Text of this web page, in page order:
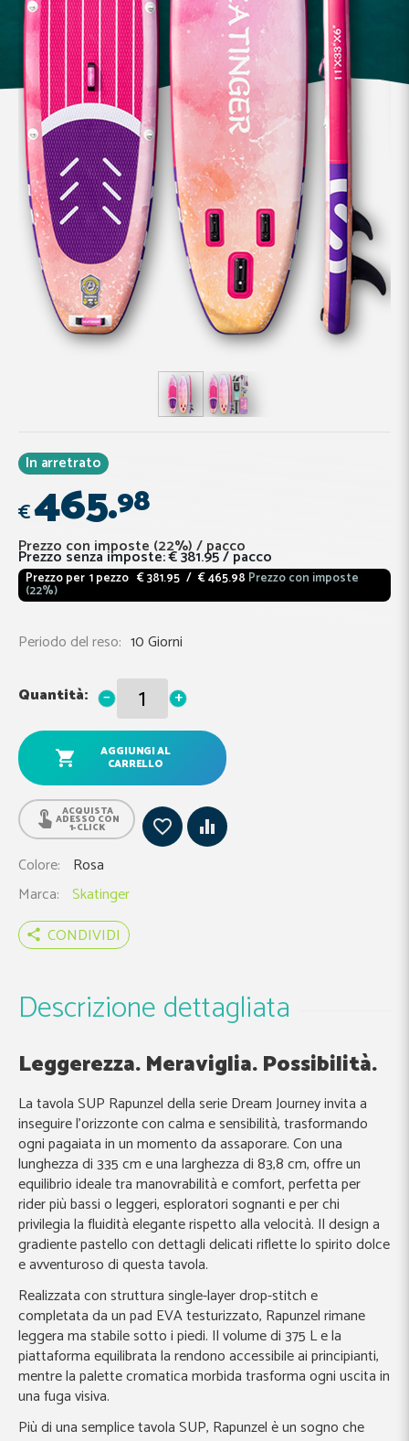
In arretrato
€465.98
Prezzo con imposte (22%)/pacco
Prezzo senza imposte:€ 381.95/ pacco
Prezzo per 1 pezzo € 381.95 / € 465.98 Prezzo con imposte
(22%)
Periodo del reso: 10 Giorni
Quantità: +
−
AGGIUNGI AL
CARRELLO
ACQUISTA
ADESSO CON
1-CLICK
Colore
Rosa
Marca
Skatinger
share CONDIVIDI
Descrizione dettagliata
Leggerezza. Meraviglia. Possibilità.
La tavola SUP Rapunzel della serie Dream Journey invita a
inseguire l’orizzonte con calma e sensibilità, trasformando
ogni pagaiata in un momento da assaporare. Con una
lunghezza di 335 cm e una larghezza di 83,8 cm, offre un
equilibrio ideale tra manovrabilità e comfort, perfetta per
rider più bassi o leggeri, esploratori sognanti e per chi
privilegia la fluidità elegante rispetto alla velocità. Il design a
gradiente pastello con dettagli delicati riflette lo spirito dolce
e avventuroso di questa tavola.
Realizzata con struttura single-layer drop-stitch e
completata da un pad EVA testurizzato, Rapunzel rimane
leggera ma stabile sotto i piedi. Il volume di 375 L e la
piattaforma equilibrata la rendono accessibile ai principianti,
mentre la palette cromatica morbida trasforma ogni uscita in
una fuga visiva.
Più di una semplice tavola SUP, Rapunzel è un sogno che